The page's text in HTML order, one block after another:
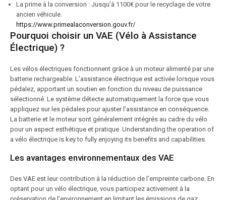
La prime à la conversion : Jusqu’à 1100€ pour le recyclage de votre
ancien véhicule.
https://www.primealaconversion.gouv.fr/
Pourquoi choisir un VAE (Vélo à Assistance
Électrique) ?
Les vélos électriques fonctionnent grâce à un moteur alimenté par une
batterie rechargeable. L’assistance électrique est activée lorsque vous
pédalez, apportant un soutien en fonction du niveau de puissance
sélectionné. Le système détecte automatiquement la force que vous
appliquez sur les pédales pour ajuster l’assistance en conséquence.
La batterie et le moteur sont généralement intégrés au cadre du vélo
pour un aspect esthétique et pratique. Understanding the operation of
a vélo électrique is key to fully enjoying its benefits and capabilities.
Les avantages environnementaux des VAE
Des VAE est leur contribution à la réduction de l’empreinte carbone. En
optant pour un vélo électrique, vous participez activement à la